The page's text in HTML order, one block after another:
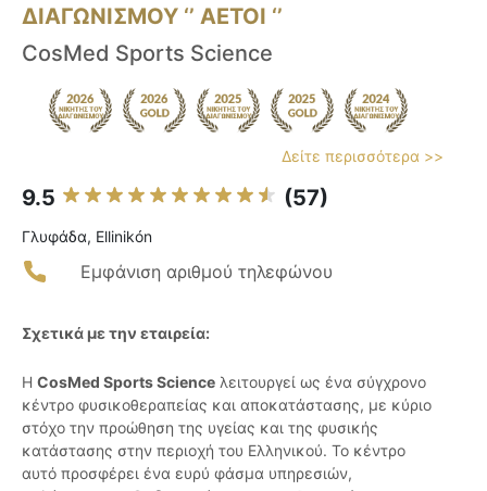
ΔΙΑΓΩΝΙΣΜΟΥ ‘’ ΑΕΤΟΙ ‘’
CosMed Sports Science
Δείτε περισσότερα >>
9.5 (57)
Γλυφάδα, Ellinikón
Εμφάνιση αριθμού τηλεφώνου
Σχετικά με την εταιρεία:
Η CosMed Sports Science λειτουργεί ως ένα σύγχρονο
κέντρο φυσικοθεραπείας και αποκατάστασης, με κύριο
στόχο την προώθηση της υγείας και της φυσικής
κατάστασης στην περιοχή του Ελληνικού. Το κέντρο
αυτό προσφέρει ένα ευρύ φάσμα υπηρεσιών,